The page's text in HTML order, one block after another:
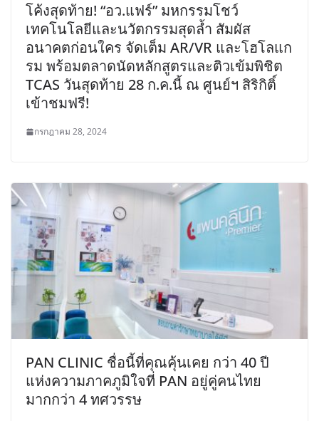
โค้งสุดท้าย! “อว.แฟร์” มหกรรมโชว์
เทคโนโลยีและนวัตกรรมสุดล้ำ สัมผัส
อนาคตก่อนใคร จัดเต็ม AR/VR และโฮโลแก
รม พร้อมตลาดนัดหลักสูตรและติวเข้มพิชิต
TCAS วันสุดท้าย 28 ก.ค.นี้ ณ ศูนย์ฯ สิริกิติ์
เข้าชมฟรี!
กรกฎาคม 28, 2024
PAN CLINIC ชื่อนี้ที่คุณคุ้นเคย กว่า 40 ปี
แห่งความภาคภูมิใจที่ PAN อยู่คู่คนไทย
มากกว่า 4 ทศวรรษ